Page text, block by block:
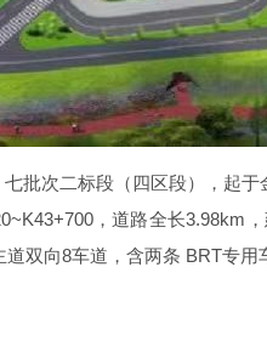
批次二标段（四区段），起
，道路全长3.98km
道双向8车道，含两条 BRT专用